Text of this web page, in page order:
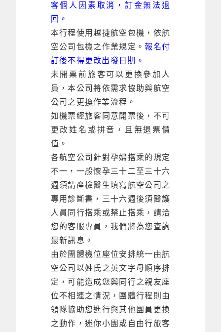
客個人因素取消，訂金無法退
回。
本行程使用越捷航空包機，依航
空公司包機之作業規定。報名付
訂後不得更改出發日期。
未開票前旅客可以更換參加人
員，本公司將依需求協助與航空
公司之更換作業流程。
如機票經旅客同意開票後，不可
更改姓名或拼音，且無退票價
值。
各航空公司針對孕婦搭乘的規定
不一，一般懷孕三十二至三十六
週須請產檢醫生填寫航空公司之
專用診斷書，三十六週後須醫護
人員同行搭乘或禁止搭乘，請洽
您的客服專員，我們將為您查詢
最新訊息。
由於團體機位座位安排統一由航
空公司以姓氏之英文字母順序排
定，可能造成您與同行之親友座
位不相連之情況，團體行程則由
領隊協助您進行與其他團員更換
之動作，迷你小團或自由行旅客